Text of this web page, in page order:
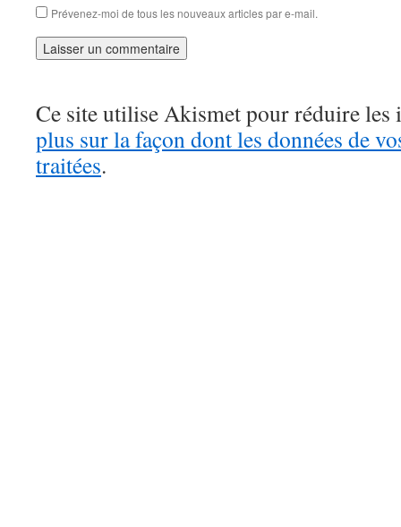
Prévenez-moi de tous les nouveaux articles par e-mail.
Ce site utilise Akismet pour réduire les
plus sur la façon dont les données de
traitées.